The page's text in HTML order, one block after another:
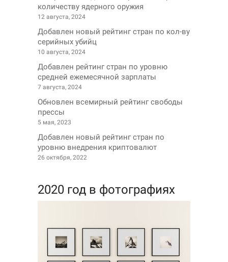
количеству ядерного оружия
12 августа, 2024
Добавлен новый рейтинг стран по кол-ву
серийных убийц
10 августа, 2024
Добавлен рейтинг стран по уровню
средней ежемесячной зарплаты
7 августа, 2024
Обновлен всемирный рейтинг свободы
прессы
5 мая, 2023
Добавлен новый рейтинг стран по
уровню внедрения криптовалют
26 октября, 2022
2020 год в фотографиях